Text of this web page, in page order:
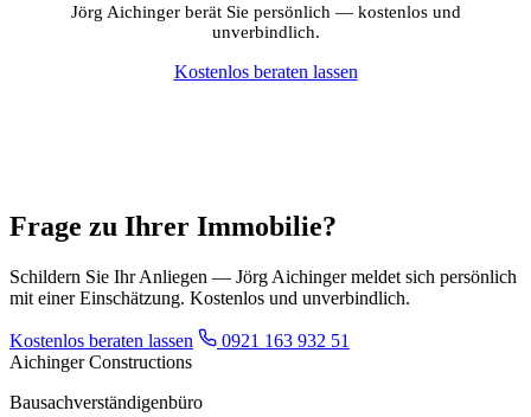
Jörg Aichinger berät Sie persönlich — kostenlos und
unverbindlich.
Kostenlos beraten lassen
Frage zu Ihrer Immobilie?
Schildern Sie Ihr Anliegen — Jörg Aichinger meldet sich persönlich
mit einer Einschätzung. Kostenlos und unverbindlich.
Kostenlos beraten lassen
0921 163 932 51
Aichinger Constructions
Bausachverständigenbüro